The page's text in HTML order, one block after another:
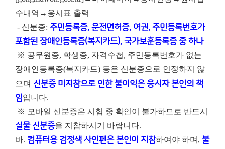
수내역→응시표 출력
- 신분증: 주민등록증, 운전면허증, 여권, 주민등록번호가
포함된 장애인등록증(복지카드), 국가보훈등록증 중 하나
※ 공무원증, 학생증, 자격수첩, 주민등록번호가 없는
장애인등록증(복지카드) 등은 신분증으로 인정하지 않
으며 신분증 미지참으로 인한 불이익은 응시자 본인의 책
임입니다.
※ 모바일 신분증은 시험 중 확인이 불가하므로 반드시
실물 신분증을 지참하시기 바랍니다.
바. 컴퓨터용 검정색 사인펜은 본인이 지참하여야 하며, 불